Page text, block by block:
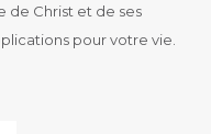
de Christ et de ses
pour votre vie.